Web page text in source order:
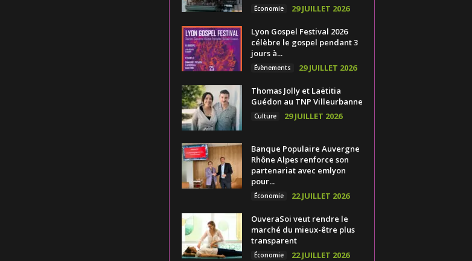
Économie 29 JUILLET 2026
Lyon Gospel Festival 2026
célèbre le gospel pendant 3
jours à...
Évènements 29 JUILLET 2026
Thomas Jolly et Laëtitia
Guédon au TNP Villeurbanne
Culture 29 JUILLET 2026
Banque Populaire Auvergne
Rhône Alpes renforce son
partenariat avec emlyon
pour...
Économie 22 JUILLET 2026
OuveraSoi veut rendre le
marché du mieux-être plus
transparent
Économie 22 JUILLET 2026